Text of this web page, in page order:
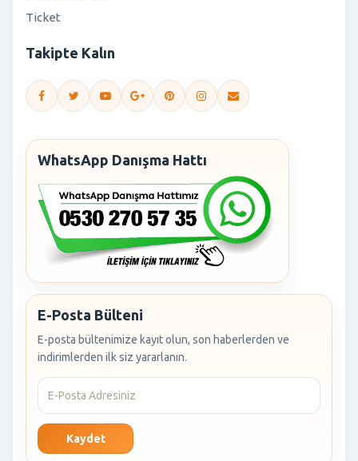
Ticket
Takipte Kalın
WhatsApp Danışma Hattı
E-Posta Bülteni
E-posta bültenimize kayıt olun, son haberlerden ve
indirimlerden ilk siz yararlanın.
Kaydet